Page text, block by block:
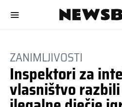
ZANIMLJIVOSTI
Inspektori za
vlasništvo